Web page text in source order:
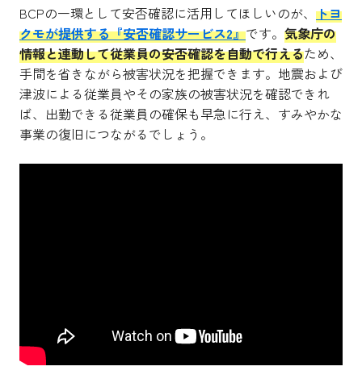
BCPの一環として安否確認に活用してほしいのが、 トヨ
クモが提供する『安否確認サービス2』です。 気象庁の
情報と連動して従業員の安否確認を自動で行えるため、
手間を省きながら被害状況を把握できます。地震および
津波による従業員やその家族の被害状況を確認できれ
ば、出勤できる従業員の確保も早急に行え、すみやかな
事業の復旧につながるでしょう。